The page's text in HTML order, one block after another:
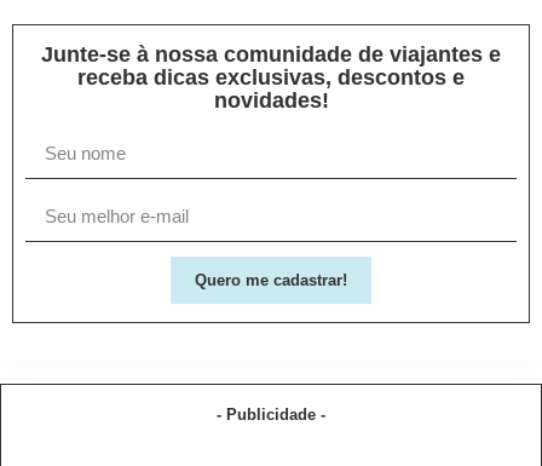
Junte-se à nossa comunidade de viajantes e
receba dicas exclusivas, descontos e
novidades!
Quero me cadastrar!
- Publicidade -